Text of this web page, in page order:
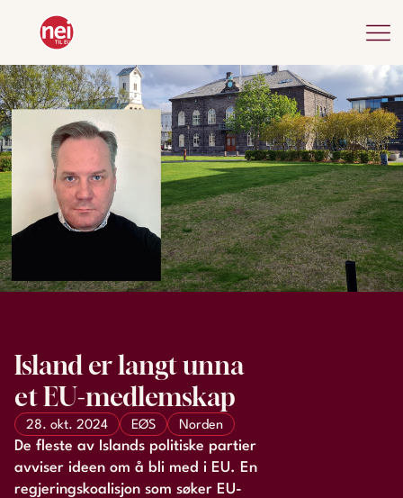
Island er langt unna
et EU-medlemskap
28. okt. 2024 EØS Norden
De fleste av Islands politiske partier
avviser ideen om å bli med i EU. En
regjeringskoalisjon som søker EU-